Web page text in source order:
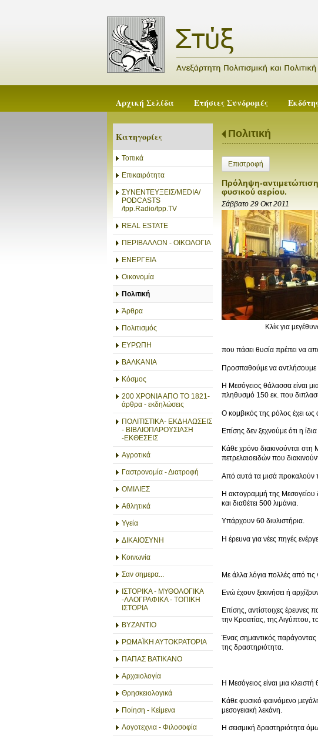
Αρχική Σελίδα Ετήσιες Συνδρομές
Κατηγορίες
Τοπικά
Επικαιρότητα
ΣΥΝΕΝΤΕΥΞΕΙΣ/MEDIA/
PODCASTS
/tpp.Radio/tpp.TV
REAL ESTATE
ΠΕΡΙΒΑΛΛΟΝ - ΟΙΚΟΛΟΓΙΑ
ΕΝΕΡΓΕΙΑ
Οικονομία
Πολιτική
Άρθρα
Πολιτισμός
ΕΥΡΩΠΗ
ΒΑΛΚΑΝΙΑ
Κόσμος
200 ΧΡΟΝΙΑ ΑΠΟ ΤΟ 1821-
άρθρα - εκδηλώσεις
ΠΟΛΙΤΙΣΤΙΚΑ- ΕΚΔΗΛΩΣΕΙΣ
- ΒΙΒΛΙΟΠΑΡΟΥΣΙΑΣΗ
-ΕΚΘΕΣΕΙΣ
Αγροτικά
Γαστρονομία - Διατροφή
ΟΜΙΛΙΕΣ
Αθλητικά
Υγεία
ΔΙΚΑΙΟΣΥΝΗ
Κοινωνία
Σαν σημερα...
ΙΣΤΟΡΙΚΑ - ΜΥΘΟΛΟΓΙΚΑ
-ΛΑΟΓΡΑΦΙΚΑ - ΤΟΠΙΚΗ
ΙΣΤΟΡΙΑ
ΒΥΖΑΝΤΙΟ
ΡΩΜΑΪΚΗ ΑΥΤΟΚΡΑΤΟΡΙΑ
ΠΑΠΑΣ ΒΑΤΙΚΑΝΟ
Αρχαιολογία
Θρησκειολογικά
Ποίηση - Κείμενα
Λογοτεχνια - Φιλοσοφία
Πολιτική
Επιστροφή
Πρόληψη-
φυσικού αερίου.
Σάββατο 29 Οκτ 2011
Κλίκ για
που πάσει θυσία πρέπει να
Προσπαθούμε να αντλήσουμε
Η Μεσόγειος θάλασσα είναι
πληθυσμό 150 εκ. που
Ο κομβικός της ρόλος έχει ως
Επίσης δεν ξεχνούμε ότι η
Κάθε χρόνο διακινούνται
πετρελαιοειδών που
Από αυτά τα μισά προκαλούν
Η ακτογραμμή της Μεσογείου
και διαθέτει 500 λιμάνια.
Υπάρχουν 60 διυλιστήρια.
Η έρευνα για νέες πηγές
Με άλλα λόγια πολλές από
Ενώ έχουν ξεκινήσει ή
Επίσης, αντίστοιχες έρευνες
την Κροατίας, της Αιγύπτου,
Ένας σημαντικός παράγοντας
της δραστηριότητα.
Η Μεσόγειος είναι μια κλειστή
Κάθε φυσικό φαινόμενο
μεσογειακή λεκάνη.
Η σεισμική δραστηριότητα